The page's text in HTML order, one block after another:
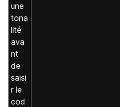
une
tona
lité
ava
nt
de
saisi
r le
cod